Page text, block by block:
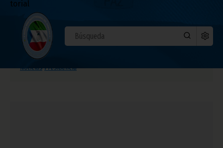
Ceses y nombramientos por los decretos
77 a 94 de 2026
agosto 06, 2026
Noticias Presidencia